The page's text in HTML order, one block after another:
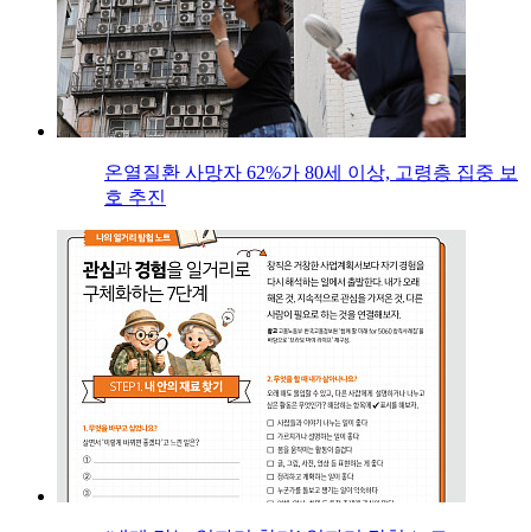
온열질환 사망자 62%가 80세 이상, 고령층 집중 보
호 추진